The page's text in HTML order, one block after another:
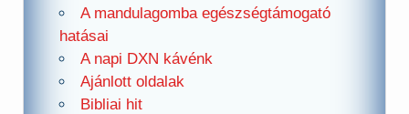
A mandulagomba egészségtámogató
hatásai
A napi DXN kávénk
Ajánlott oldalak
Bibliai hit